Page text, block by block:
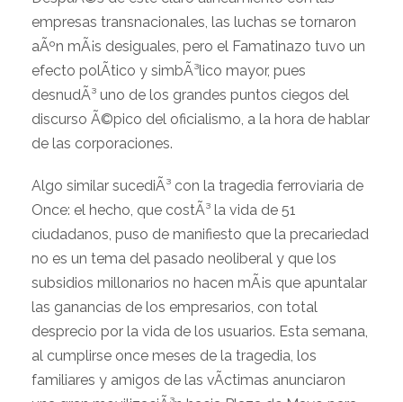
empresas transnacionales, las luchas se tornaron
aÃºn mÃ¡s desiguales, pero el Famatinazo tuvo un
efecto polÃ­tico y simbÃ³lico mayor, pues
desnudÃ³ uno de los grandes puntos ciegos del
discurso Ã©pico del oficialismo, a la hora de hablar
de las corporaciones.
Algo similar sucediÃ³ con la tragedia ferroviaria de
Once: el hecho, que costÃ³ la vida de 51
ciudadanos, puso de manifiesto que la precariedad
no es un tema del pasado neoliberal y que los
subsidios millonarios no hacen mÃ¡s que apuntalar
las ganancias de los empresarios, con total
desprecio por la vida de los usuarios. Esta semana,
al cumplirse once meses de la tragedia, los
familiares y amigos de las vÃ­ctimas anunciaron